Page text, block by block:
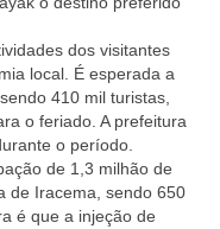
dos visitantes
local. É esperada a
410 mil turistas,
o feriado. A prefeitura
o período.
de 1,3 milhão de
de Iracema, sendo 650
é que a injeção de